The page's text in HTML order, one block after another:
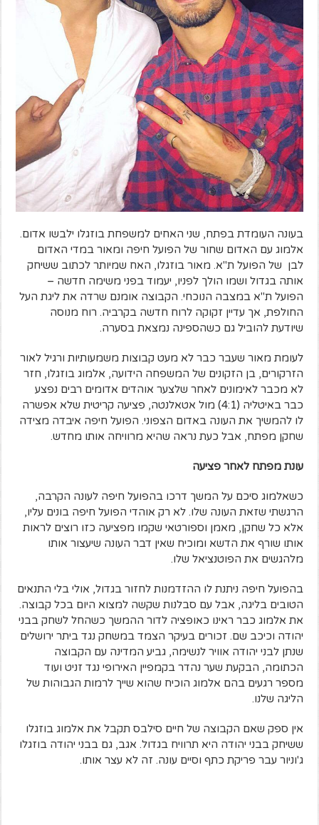
בעונה העומדת בפתח, שני האחים למשפחת בוזגלו ילבשו אדום.
אלמוג עם האדום שחור של הפועל חיפה ומאור במדי האדום
לבן של הפועל ת"א. מאור בוזגלו, האח שמיותר לכתוב ששיחק
אותה בגדול ושמו הולך לפניו, יעמוד בפני משימה חדשה –
הפועל ת"א במצבה הנוכחי. הקבוצה אומנם שרדה את ליגת העל
החולפת, אך עדיין זקוקה לרוח חדשה בקרביה. רוח מנוסה
שיודעת להוביל גם כשהספינה נמצאת בסערה.
לעומת מאור שעבר כבר לא מעט קבוצות משמעותיות ורגיל לאור
הזרקורים, בן הזקונים של המשפחה הידועה, אלמוג בוזגלו, חזר
לא מכבר לאימונים לאחר שלצער אוהדים אדומים רבים נפצע
כבר באיטליה (4:1) מול אטאלנטה, פציעה קריטית שלא אפשרה
לו להמשיך את העונה באדום הצפוני. הפועל חיפה איבדה מצידה
שחקן מפתח, אבל כעת נראה שהיא מרוויחה אותו מחדש.
עונת מפתח לאחר פציעה
כשאלמוג סיכם על המשך דרכו בהפועל חיפה לעונה הקרבה,
הרגשתי שזאת העונה שלו. לא רק אוהדי הפועל חיפה בונים עליו,
אלא כל שחקן, מאמן וספורטאי שקמו מפציעה כזו רוצים לראות
אותו שורף את הדשא ומוכיח שאין דבר העונה שיעצור אותו
מלהגשים את הפוטנציאל שלו.
בהפועל חיפה ניתנת לו ההזדמנות לחזור בגדול, אולי בלי התנאים
הטובים בליגה, אבל עם סבלנות שקשה למצוא היום בכל קבוצה.
את אלמוג כבר ראינו כאופציה לדור ההמשך כשהחל לשחק בבני
יהודה וכיכב שם. זכורים בעיקר הצמד במשחק נגד ביתר ירושלים
שנתן לבני יהודה אוויר לנשימה, גביע המדינה עם הקבוצה
הכתומה, הבקעת שער נהדר בקמפיין האירופי נגד זניט ועוד
מספר רגעים בהם אלמוג הוכיח שהוא שייך לרמות הגבוהות של
הליגה שלנו.
אין ספק שאם הקבוצה של חיים סילבס תקבל את אלמוג בוזגלו
ששיחק בבני יהודה היא תרוויח בגדול. אגב, גם בבני יהודה בוזגלו
ג'וניור עבר פריקת כתף וסיים עונה. זה לא עצר אותו.